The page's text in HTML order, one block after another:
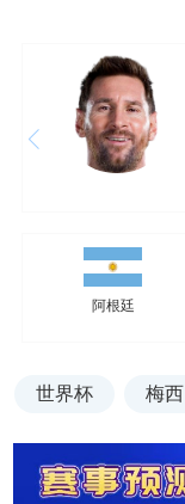
阿根廷
世界杯 梅西